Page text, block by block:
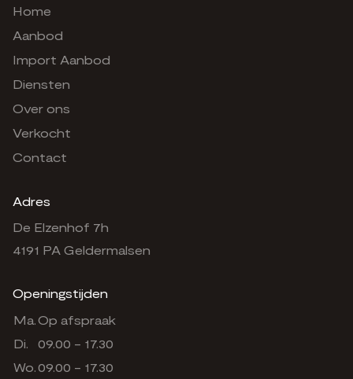
Home
Aanbod
Import Aanbod
Diensten
Over ons
Verkocht
Contact
Adres
De Elzenhof 7h
4191 PA Geldermalsen
Openingstijden
Ma.Op afspraak
Di.
09.00 - 17.30
Wo.09.00 - 17.30